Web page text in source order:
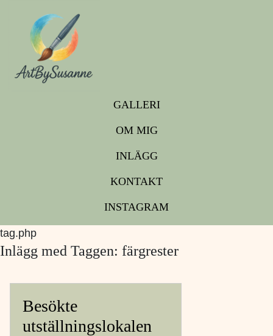
GALLERI
OM MIG
INLÄGG
KONTAKT
INSTAGRAM
tag.php
Inlägg med Taggen: färgrester
Besökte
utställningslokalen